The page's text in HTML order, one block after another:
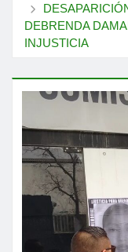
DEBRENDA
INJUSTICIA